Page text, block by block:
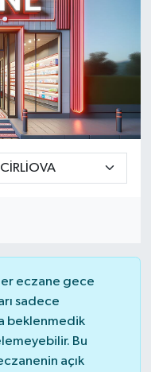
eczane gece
sadece
beklenmedik
Bu
açık